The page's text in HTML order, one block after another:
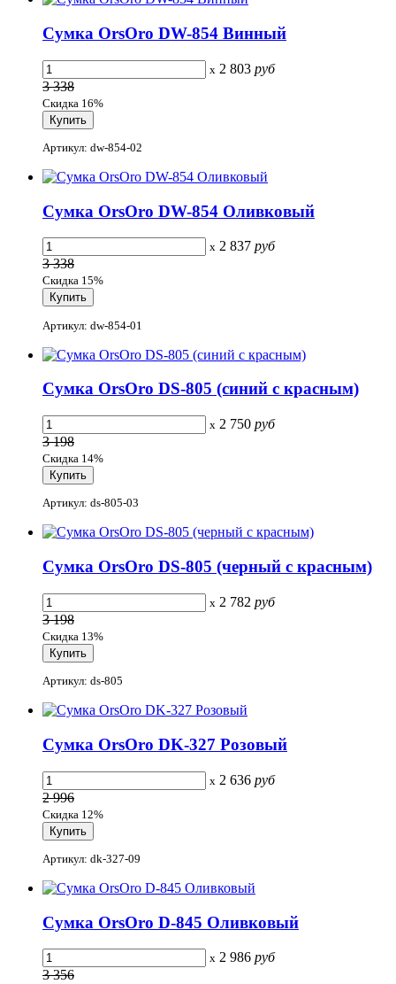
Сумка OrsOro DW-854 Винный
x 2 803 руб
3 338
Скидка 16%
Артикул: dw-854-02
Сумка OrsOro DW-854 Оливковый
x 2 837 руб
3 338
Скидка 15%
Артикул: dw-854-01
Сумка OrsOro DS-805 (синий с красным)
x 2 750 руб
3 198
Скидка 14%
Артикул: ds-805-03
Сумка OrsOro DS-805 (черный с красным)
x 2 782 руб
3 198
Скидка 13%
Артикул: ds-805
Сумка OrsOro DK-327 Розовый
x 2 636 руб
2 996
Скидка 12%
Артикул: dk-327-09
Сумка OrsOro D-845 Оливковый
x 2 986 руб
3 356